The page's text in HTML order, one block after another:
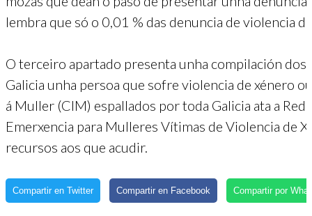
lembra que só o 0,01 % das denuncia de violencia
O terceiro apartado presenta unha compilación dos
Galicia unha persoa que sofre violencia de xénero
á Muller (CIM) espallados por toda Galicia ata a
Emerxencia para Mulleres Vítimas de Violencia de
recursos aos que acudir.
Compartir en Twitter Compartir en Facebook Compartir por